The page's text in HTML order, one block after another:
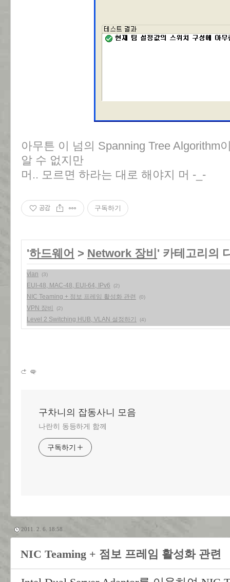
아무튼 이 넘의 Spanning Tree Algorithm
알 수 없지만
머.. 모르면 하라는 대로 해야지 머 -_-
공감 구독하기
'하드웨어 > Network 장비 ' 카테고리의
vlan (3)
EUI-48, MAC-48, EUI-64, IPv6 (2)
NIC Teaming + 점보 프레임 활성화 관련 (0)
VPN 장비 (2)
Level 2 Switching HUB, VLAN 설정하기 (4)
구차니의 잡동사니 모음
나란히 동등하게 함께
구독하기
2011. 2. 6. 18:58
NIC Teaming + 점보 프레임 활성화 관련